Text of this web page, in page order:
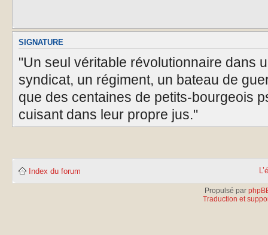
SIGNATURE
"Un seul véritable révolutionnaire dans
syndicat, un régiment, un bateau de
que des centaines de petits-bourgeois
cuisant dans leur propre jus."
Index du forum
Propulsé par
Traduction et